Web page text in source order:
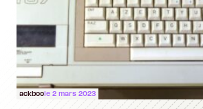
ackboole 2 mars 2023